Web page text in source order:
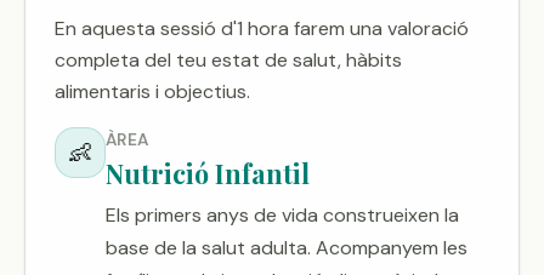
En aquesta sessió d'1 hora farem una valoració
completa del teu estat de salut, hàbits
alimentaris i objectius.
👶 ÀREA
Nutrició Infantil
Els primers anys de vida construeixen la
base de la salut adulta. Acompanyem les